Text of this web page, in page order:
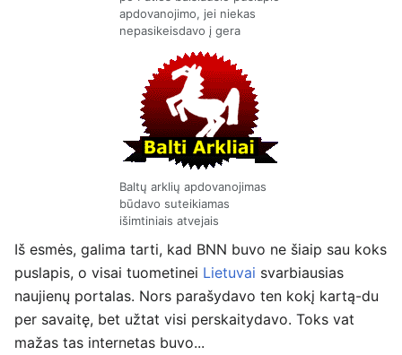
apdovanojimo, jei niekas
nepasikeisdavo į gera
Baltų arklių apdovanojimas
būdavo suteikiamas
išimtiniais atvejais
Iš esmės, galima tarti, kad BNN buvo ne šiaip sau koks
puslapis, o visai tuometinei Lietuvai svarbiausias
naujienų portalas. Nors parašydavo ten kokį kartą-du
per savaitę, bet užtat visi perskaitydavo. Toks vat
mažas tas internetas buvo...